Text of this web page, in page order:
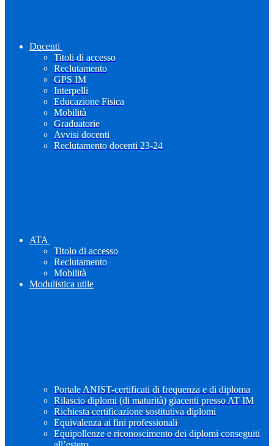
Docenti
Titoli di accesso
Reclutamento
GPS IM
Interpelli
Educazione Fisica
Mobilità
Graduatorie
Avvisi docenti
Reclutamento docenti 23-24
ATA
Titolo di accesso
Reclutamento
Mobilità
Modulistica utile
Portale ANIST-certificati di frequenza e di diploma
Rilascio diplomi (di maturità) giacenti presso AT IM
Richiesta certificazione sostitutiva diplomi
Equivalenza ai fini professionali
Equipollenze e riconoscimento dei diplomi conseguiti